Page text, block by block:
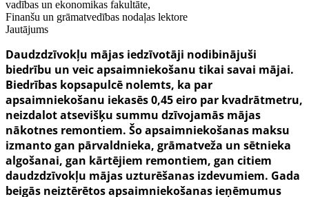
vadības un ekonomikas fakultāte,
Finanšu un grāmatvedības nodaļas lektore
Jautājums
Daudzdzīvokļu mājas iedzīvotāji nodibinājuši
biedrību un veic apsaimniekošanu tikai savai mājai.
Biedrības kopsapulcē nolemts, ka par
apsaimniekošanu iekasēs 0,45 eiro par kvadrātmetru,
neizdalot atsevišķu summu dzīvojamās mājas
nākotnes remontiem. Šo apsaimniekošanas maksu
izmanto gan pārvaldnieka, grāmatveža un sētnieka
algošanai, gan kārtējiem remontiem, gan citiem
daudzdzīvokļu mājas uzturēšanas izdevumiem. Gada
beigās neiztērētos apsaimniekošanas ieņēmumus